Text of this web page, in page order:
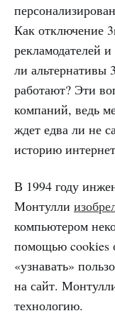
Как отключение
рекламодателей
ли альтернативы
работают? Эти
компаний, ведь
ждет едва ли не
историю
В 1994 году
Монтулли
компьютером
помощью cookies
«узнавать»
на сайт.
технологию.